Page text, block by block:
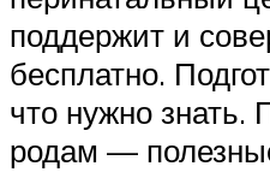
поддержит и
бесплатно.
что нужно знать.
родам —